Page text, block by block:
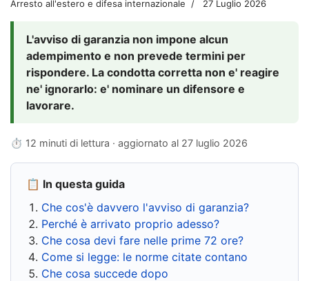
Arresto all'estero e difesa internazionale 27 Luglio 2026
L'avviso di garanzia non impone alcun
adempimento e non prevede termini per
rispondere. La condotta corretta non e' reagire
ne' ignorarlo: e' nominare un difensore e
lavorare.
⏱ 12 minuti di lettura · aggiornato al 27 luglio 2026
📋 In questa guida
Che cos'è davvero l'avviso di garanzia?
Perché è arrivato proprio adesso?
Che cosa devi fare nelle prime 72 ore?
Come si legge: le norme citate contano
Che cosa succede dopo